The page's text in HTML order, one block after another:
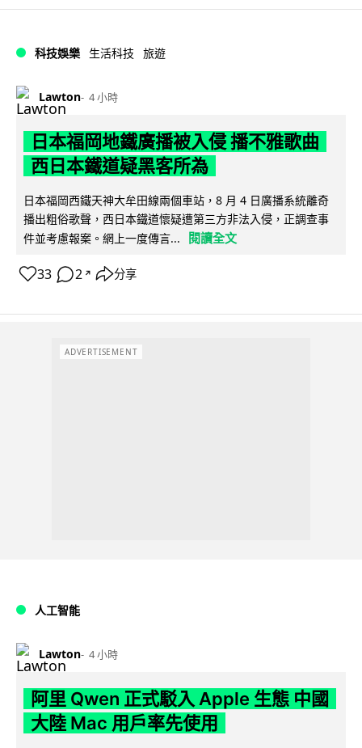
科技娛樂 生活科技 旅遊
Lawton 4 小時
日本福岡地鐵廣播被入侵 播不雅歌曲
西日本鐵道疑黑客所為
日本福岡西鐵天神大牟田線兩個車站，8 月 4 日廣播系統離奇
播出粗俗歌聲，西日本鐵道懷疑遭第三方非法入侵，正調查事
件並考慮報案。網上一度傳言...
閱讀全文
33 2 ↗ 分享
ADVERTISEMENT
人工智能
Lawton 4 小時
阿里 Qwen 正式駁入 Apple 生態 中國
大陸 Mac 用戶率先使用